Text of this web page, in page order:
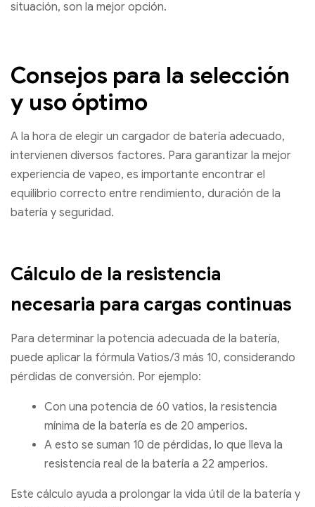
situación, son la mejor opción.
Consejos para la selección
y uso óptimo
A la hora de elegir un cargador de batería adecuado,
intervienen diversos factores. Para garantizar la mejor
experiencia de vapeo, es importante encontrar el
equilibrio correcto entre rendimiento, duración de la
batería y seguridad.
Cálculo de la resistencia
necesaria para cargas continuas
Para determinar la potencia adecuada de la batería,
puede aplicar la fórmula Vatios/3 más 10, considerando
pérdidas de conversión. Por ejemplo:
Con una potencia de 60 vatios, la resistencia
mínima de la batería es de 20 amperios.
A esto se suman 10 de pérdidas, lo que lleva la
resistencia real de la batería a 22 amperios.
Este cálculo ayuda a prolongar la vida útil de la batería y